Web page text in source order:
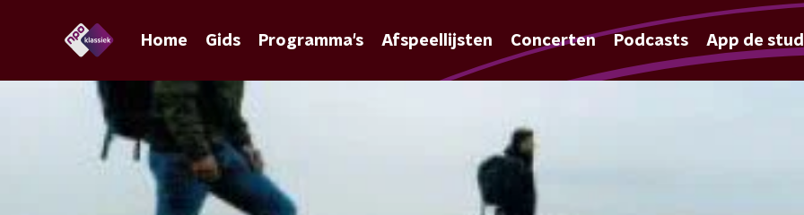
Home Gids Programma's Afspeellijsten Concerten Podcasts App de